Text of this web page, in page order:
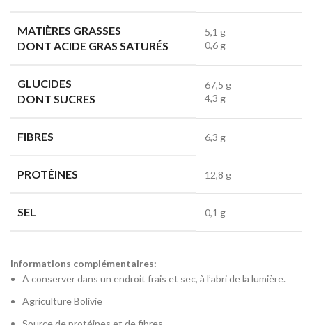
MATIÈRES GRASSES
DONT ACIDE GRAS SATURÉS
5,1 g
0,6 g
GLUCIDES
DONT SUCRES
67,5 g
4,3 g
FIBRES 6,3 g
PROTÉINES 12,8 g
SEL 0,1 g
Informations complémentaires:
A conserver dans un endroit frais et sec, à l’abri de la lumière.
Agriculture Bolivie